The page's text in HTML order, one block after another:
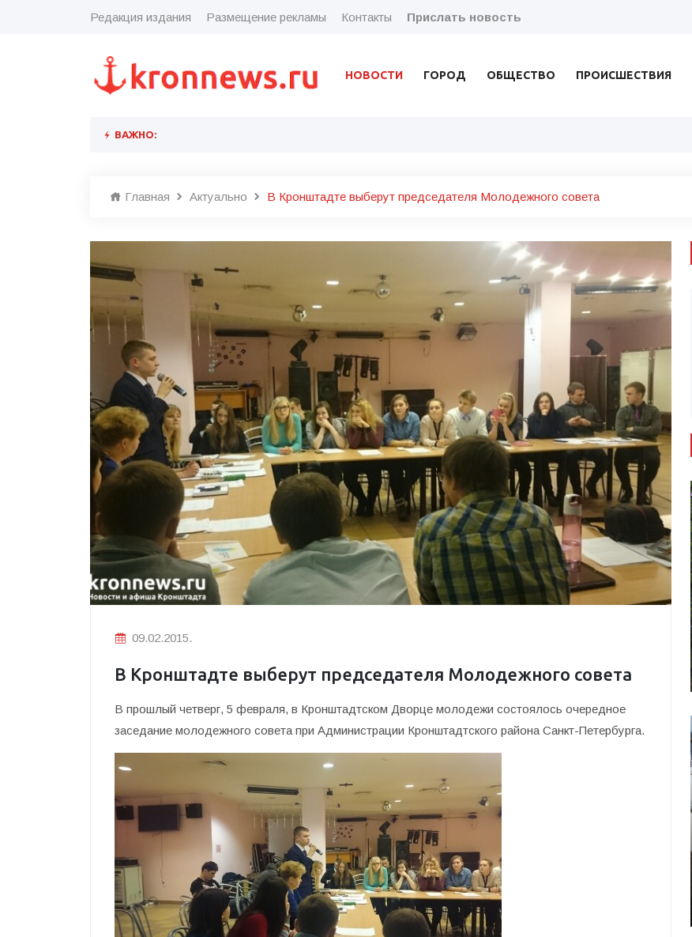
Редакция издания Размещение рекламы Контакты Прислать новость
НОВОСТИ ГОРОД ОБЩЕСТВО ПРОИСШЕСТВИЯ
ВАЖНО:
Главная Актуально В Кронштадте выберут председателя Молодежного совета
09.02.2015.
В Кронштадте выберут председателя Молодежного совета
В прошлый четверг, 5 февраля, в Кронштадтском Дворце молодежи состоялось очередное
заседание молодежного совета при Администрации Кронштадтского района Санкт-Петербурга.